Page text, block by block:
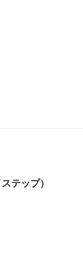
テップ）